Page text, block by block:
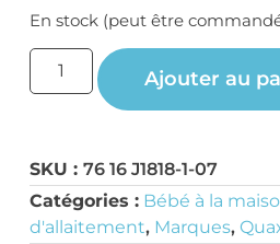
En stock (peut être
Ajouter au
SKU : 76 16 J1818-1-07
Catégories : Bébé à la
d'allaitement, Marques,